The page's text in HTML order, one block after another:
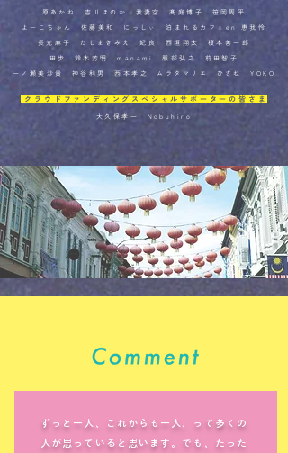
原あかね 吉川ほのか 我妻空 髙庭博子 笹岡周平
よーこちゃん 佐藤美和 にっしぃ 泊まれるカフェen 恵我怜
長光麻子 たじまきみえ 妃良 西垣翔太 榎本善一郎
田歩 鈴木芳明 manami 服部弘之 前田智子
一ノ瀬美沙貴 神谷利男 西本孝之 ムラタマリエ ひさね YOKO
クラウドファンディングスペシャルサポーターの皆さま
大久保孝一 Nobuhiro
ずっと一人、これからも一人、って多くの
人が思っていると思います。でも、たった